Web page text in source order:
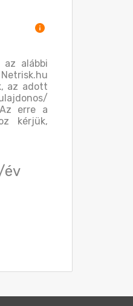
alábbi
az adott
erre a
kérjük,
év